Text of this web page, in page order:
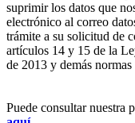
suprimir los datos que
electrónico al correo
trámite a su solicitud de
artículos 14 y 15 de la
de 2013 y demás normas
Puede consultar nuestra